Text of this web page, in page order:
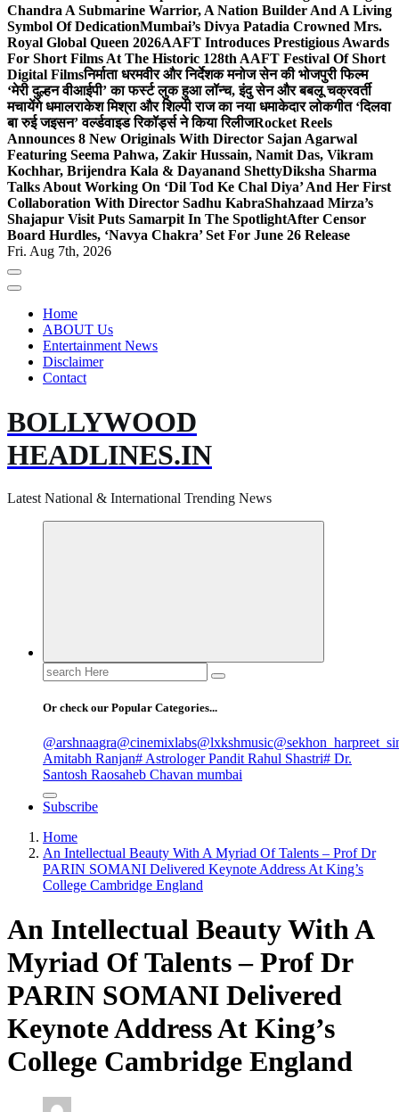
Chandra A Submarine Warrior, A Nation Builder And A Living
Symbol Of DedicationMumbai’s Divya Patadia Crowned Mrs.
Royal Global Queen 2026AAFT Introduces Prestigious Awards
For Short Films At The Historic 128th AAFT Festival Of Short
Digital Filmsनिर्माता धरमवीर और निर्देशक मनोज सेन की भोजपुरी फिल्म
‘मेरी दुल्हन वीआईपी’ का फर्स्ट लुक हुआ लॉन्च, इंदु सेन और बबलू चक्रवर्ती
मचायेंगे धमालराकेश मिश्रा और शिल्पी राज का नया धमाकेदार लोकगीत ‘दिलवा
बा रुई जइसन’ वर्ल्डवाइड रिकॉर्ड्स ने किया रिलीजRocket Reels
Announces 8 New Originals With Director Sajan Agarwal
Featuring Seema Pahwa, Zakir Hussain, Namit Das, Vikram
Kochhar, Brijendra Kala & Dayanand ShettyDiksha Sharma
Talks About Working On ‘Dil Tod Ke Chal Diya’ And Her First
Collaboration With Director Sadhu KabraShahzaad Mirza’s
Shajapur Visit Puts Samarpit In The SpotlightAfter Censor
Board Hurdles, ‘Navya Chakra’ Set For June 26 Release
Fri. Aug 7th, 2026
Home
ABOUT Us
Entertainment News
Disclaimer
Contact
BOLLYWOOD
HEADLINES.IN
Latest National & International Trending News
Search
for:
Or check our Popular Categories...
@arshnaagra@cinemixlabs@lxkshmusic
Amitabh Ranjan# Astrologer Pandit Rahul Shastri# Dr.
Santosh Raosaheb Chavan mumbai
Subscribe
Home
An Intellectual Beauty With A Myriad Of Talents – Prof Dr
PARIN SOMANI Delivered Keynote Address At King’s
College Cambridge England
An Intellectual Beauty With A
Myriad Of Talents – Prof Dr
PARIN SOMANI Delivered
Keynote Address At King’s
College Cambridge England